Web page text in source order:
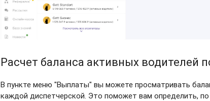
Расчет баланса активных водителей
В пункте меню "Выплаты" вы можете просматривать
каждой диспетчерской. Это поможет вам определить,